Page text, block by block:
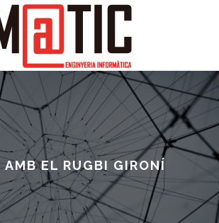
AMB EL RUGBI GIRONÍ